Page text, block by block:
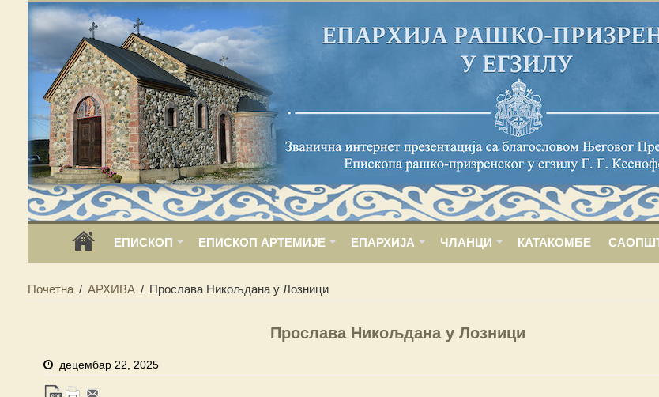
ЕПИСКОП ЕПИСКОП АРТЕМИЈЕ ЕПАРХИЈА ЧЛАНЦИ КАТАКОМБЕ
Почетна / АРХИВА / Прослава Никољдана у Лозници
Прослава Никољдана у Лозници
децембар 22, 2025